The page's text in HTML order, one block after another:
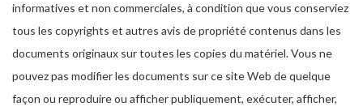
informatives et non commerciales, à condition que vous conserviez
tous les copyrights et autres avis de propriété contenus dans les
documents originaux sur toutes les copies du matériel. Vous ne
pouvez pas modifier les documents sur ce site Web de quelque
façon ou reproduire ou afficher publiquement, exécuter, afficher,